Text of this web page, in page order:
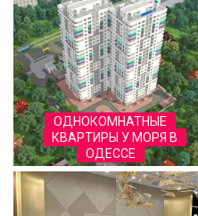
ОДНОКОМНАТНЫЕ
КВАРТИРЫ У МОРЯ В
ОДЕССЕ